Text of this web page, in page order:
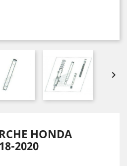

HONDA
2020